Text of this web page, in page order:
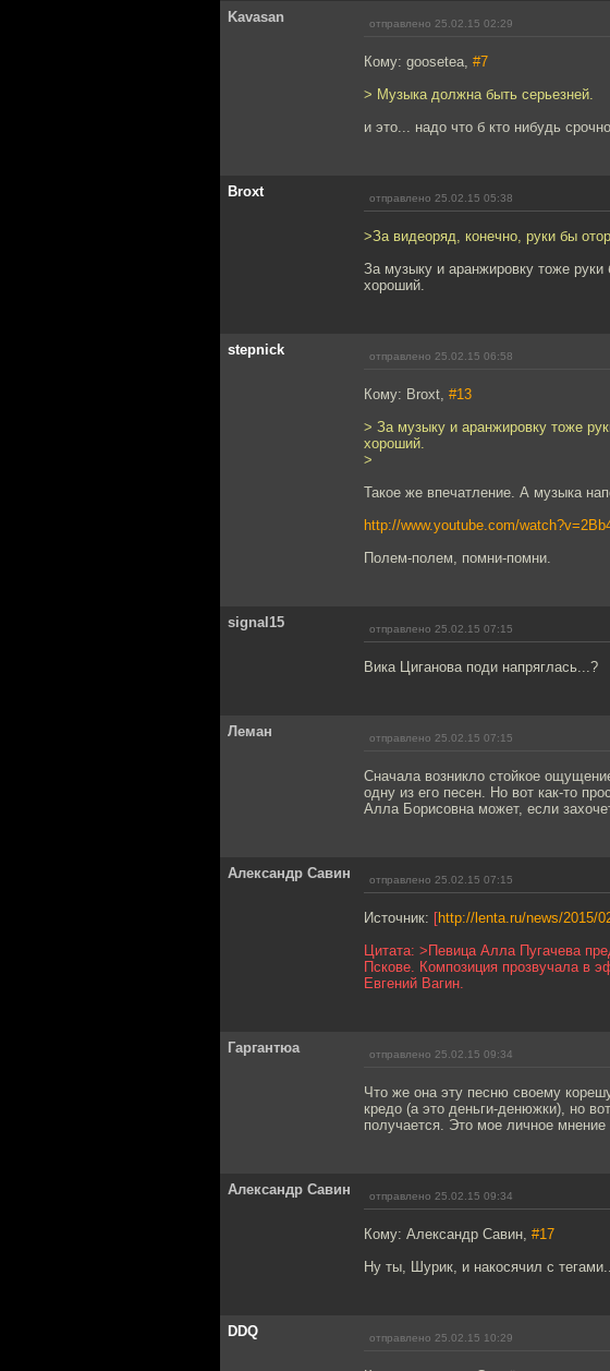
Kavasan отправлено 25.02.15 02:29
Кому: goosetea, #7
> Музыка должна быть серьезней.
и это... надо что б кто нибудь
Broxt отправлено 25.02.15 05:38
>За видеоряд, конечно, руки бы
За музыку и аранжировку тоже руки
хороший.
stepnick отправлено 25.02.15 06:58
Кому: Broxt, #13
> За музыку и аранжировку тоже
хороший.
>
Такое же впечатление. А музыка
http://www.youtube.com/
Полем-полем, помни-помни.
signal15 отправлено 25.02.15 07:15
Вика Циганова поди напряглась...?
Леман отправлено 25.02.15 07:15
Сначала возникло стойкое
одну из его песен. Но вот как-то
Алла Борисовна может, если
Александр Савин отправлено 25.02.15 07:15
Источник: [http://lenta.ru/news/2015/
Цитата: >Певица Алла Пугачева
Пскове. Композиция прозвучала в
Евгений Вагин.
Гаргантюа отправлено 25.02.15 09:34
Что же она эту песню своему
кредо (а это деньги-денюжки), но
получается. Это мое личное
Александр Савин отправлено 25.02.15 09:34
Кому: Александр Савин, #17
Ну ты, Шурик, и накосячил с
DDQ отправлено 25.02.15 10:29